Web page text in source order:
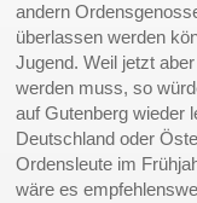
andern
überlassen werden
Jugend. Weil jetzt
werden muss, so
auf Gutenberg wieder
Deutschland oder
Ordensleute im
wäre es